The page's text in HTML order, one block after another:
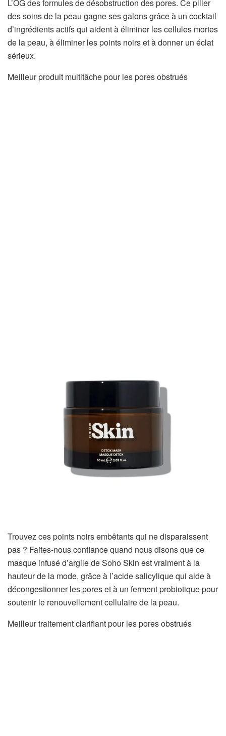
L’OG des formules de désobstruction des pores. Ce pilier
des soins de la peau gagne ses galons grâce à un cocktail
d’ingrédients actifs qui aident à éliminer les cellules mortes
de la peau, à éliminer les points noirs et à donner un éclat
sérieux.
Meilleur produit multitâche pour les pores obstrués
Trouvez ces points noirs embêtants qui ne disparaissent
pas ? Faites-nous confiance quand nous disons que ce
masque infusé d’argile de Soho Skin est vraiment à la
hauteur de la mode, grâce à l’acide salicylique qui aide à
décongestionner les pores et à un ferment probiotique pour
soutenir le renouvellement cellulaire de la peau.
Meilleur traitement clarifiant pour les pores obstrués